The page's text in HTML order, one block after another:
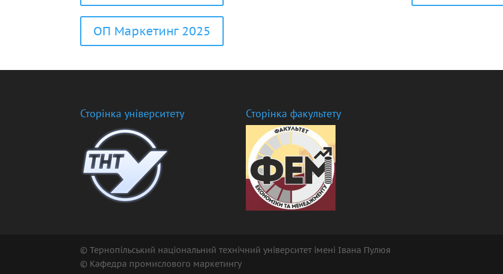
ОП Маркетинг 2025
Сторінка університету Сторінка факультету
© Тернопільський національний технічний університет імені Івана Пулюя
© Кафедра промислового маркетингу